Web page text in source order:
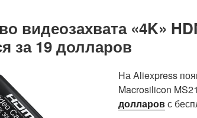
SDI,
SDI»
видеозахвата «4K»
за 19 долларов
На Aliexpress
Macrosilicon
долларовс